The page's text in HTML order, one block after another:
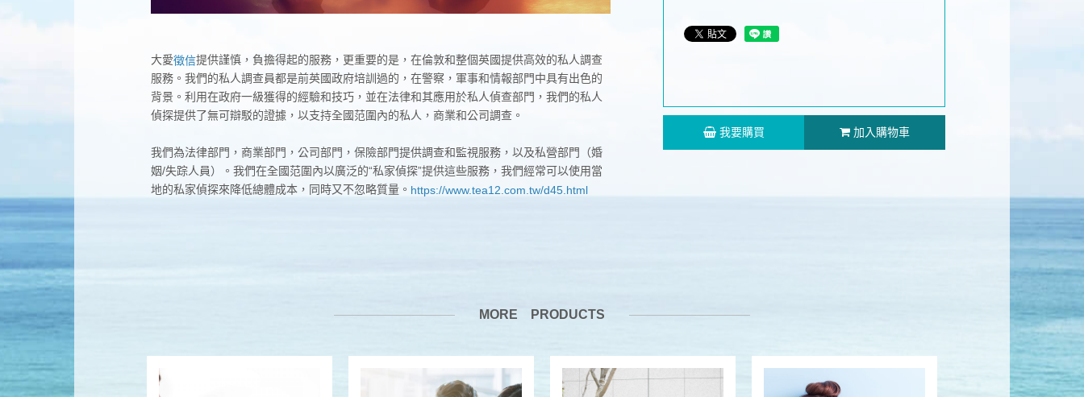
大愛徵信提供謹慎，負擔得起的服務，更重要的是，在倫敦和整個英國提供高效的私人調查
服務。我們的私人調查員都是前英國政府培訓過的，在警察，軍事和情報部門中具有出色的
背景。利用在政府一級獲得的經驗和技巧，並在法律和其應用於私人偵查部門，我們的私人
偵探提供了無可辯駁的證據，以支持全國范圍內的私人，商業和公司調查。
我們為法律部門，商業部門，公司部門，保險部門提供調查和監視服務，以及私營部門（婚
姻/失踪人員）。我們在全國范圍內以廣泛的“私家偵探”提供這些服務，我們經常可以使用當
地的私家偵探來降低總體成本，同時又不忽略質量。 https://www.tea12.com.tw/d45.html
我要購買 加入購物車
MORE PRODUCTS